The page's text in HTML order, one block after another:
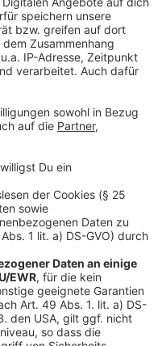
Media erfolgt.
Links zum
unterwegs
ermittelt in